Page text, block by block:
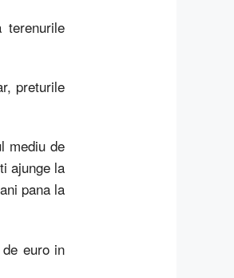
preturile
mediu de
ajunge la
pana la
euro in